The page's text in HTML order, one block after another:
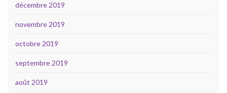
décembre 2019
novembre 2019
octobre 2019
septembre 2019
août 2019